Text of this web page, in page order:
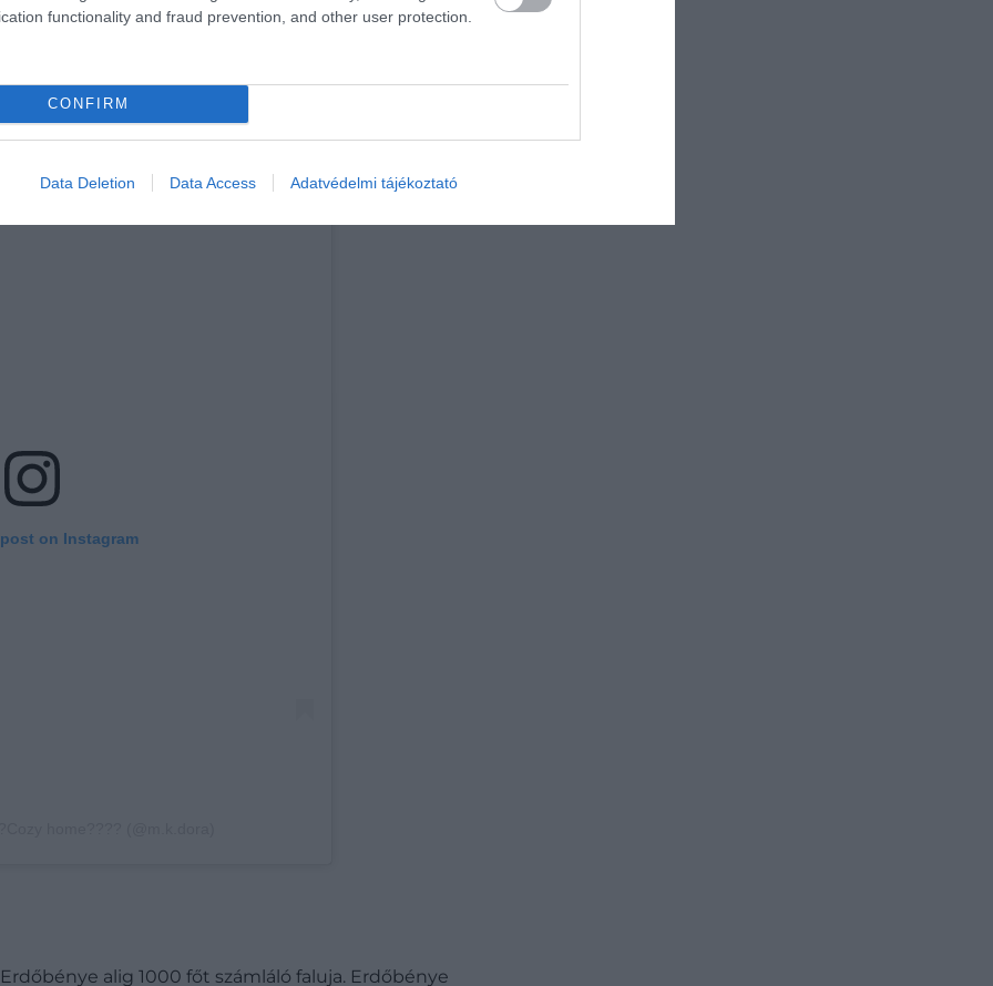
functionality and fraud prevention, and other user protection.
CONFIRM
Data Deletion Data Access Adatvédelmi tájékoztató
on Instagram
alig 1000 főt számláló faluja. Erdőbénye